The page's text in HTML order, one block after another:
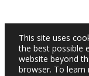
This site uses
the best possible
website beyond
browser. To